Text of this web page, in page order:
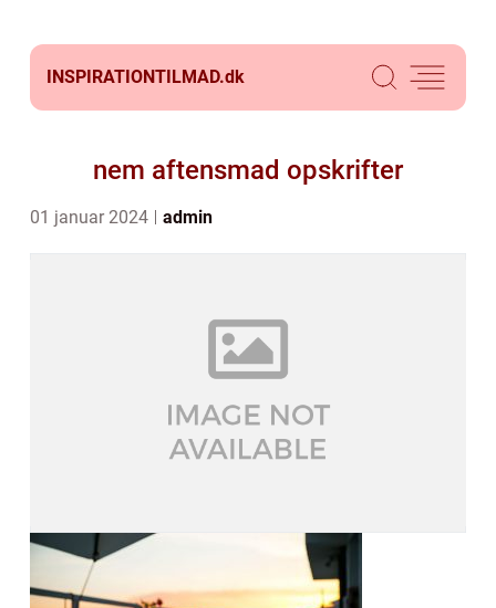
INSPIRATIONTILMAD.dk
nem aftensmad opskrifter
01 januar 2024 admin